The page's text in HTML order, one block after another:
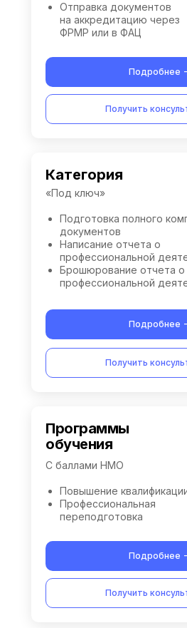
Категория
Подробнее -
Получить
«Под ключ»
Подготовка полного
документов
Написание отчета о
профессиональной
Брошюрование отчета о
профессиональной
Подробнее -
Получить
Отправка документов
на аккредитацию через
ФРМР или в ФАЦ
Программы
обучения
Подробнее -
Получить
С баллами НМО
Повышение
Профессиональная
переподготовка